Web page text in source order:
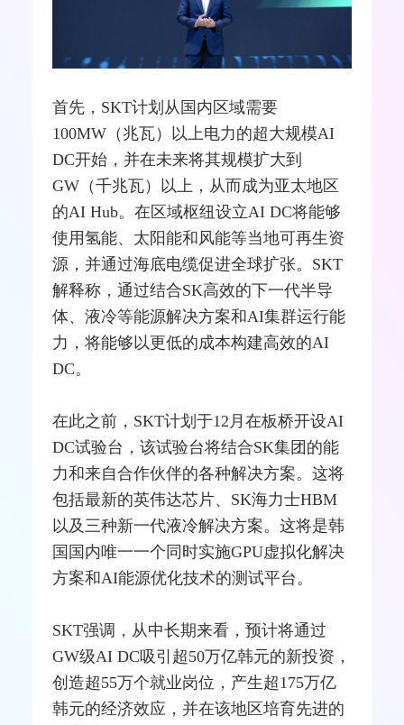
首先，SKT计划从国内区域需要
100MW（兆瓦）以上电力的超大规模AI
DC开始，并在未来将其规模扩大到
GW（千兆瓦）以上，从而成为亚太地区
的AI Hub。在区域枢纽设立AI DC将能够
使用氢能、太阳能和风能等当地可再生资
源，并通过海底电缆促进全球扩张。SKT
解释称，通过结合SK高效的下一代半导
体、液冷等能源解决方案和AI集群运行能
力，将能够以更低的成本构建高效的AI
DC。
在此之前，SKT计划于12月在板桥开设AI
DC试验台，该试验台将结合SK集团的能
力和来自合作伙伴的各种解决方案。这将
包括最新的英伟达芯片、SK海力士HBM
以及三种新一代液冷解决方案。这将是韩
国国内唯一一个同时实施GPU虚拟化解决
方案和AI能源优化技术的测试平台。
SKT强调，从中长期来看，预计将通过
GW级AI DC吸引超50万亿韩元的新投资，
创造超55万个就业岗位，产生超175万亿
韩元的经济效应，并在该地区培育先进的